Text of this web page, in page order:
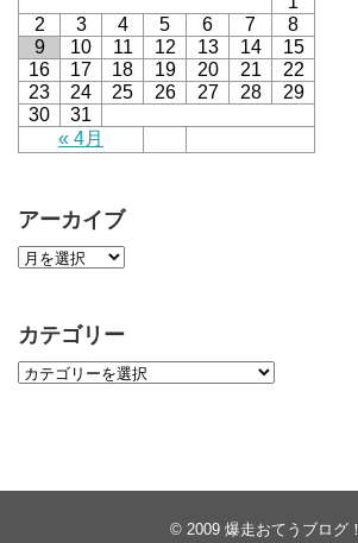
« 4月
2
3 4 5 6 7
8
9
10 11 12 13 14
15
16
17 18 19 20 21
22
23
24 25 26 27 28
29
30
31
アーカイブ
カテゴリー
© 2009 爆走おてうブログ！